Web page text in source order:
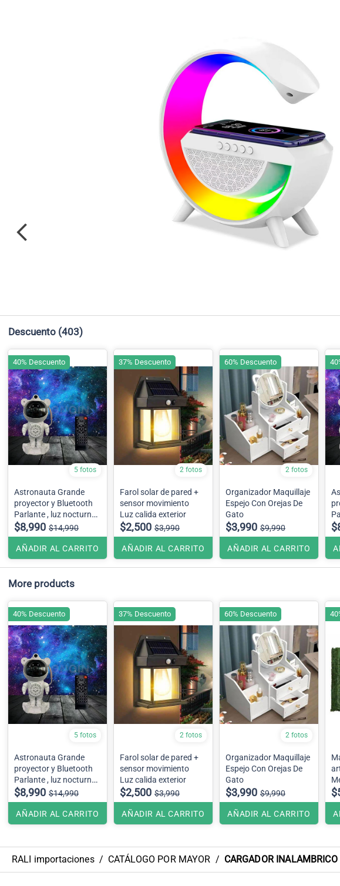
Descuento (403)
5 fotos
Astronauta Grande
proyector y Bluetooth
Parlante , luz nocturna,
láser, Galaxia espacial,
360 grados, estrella,
Aurora, nebulosa
Modelo Grande
$8,990 $14,990
AÑADIR AL CARRITO
40% Descuento
2 fotos
Farol solar de pared +
sensor movimiento
Luz calida exterior
$2,500 $3,990
AÑADIR AL CARRITO
37% Descuento
2 fotos
Organizador Maquillaje
Espejo Con Orejas De
Gato
$3,990 $9,990
AÑADIR AL CARRITO
60% Descuento
More products
5 fotos
Astronauta Grande
proyector y Bluetooth
Parlante , luz nocturna,
láser, Galaxia espacial,
360 grados, estrella,
Aurora, nebulosa
Modelo Grande
$8,990 $14,990
AÑADIR AL CARRITO
40% Descuento
2 fotos
Farol solar de pared +
sensor movimiento
Luz calida exterior
$2,500 $3,990
AÑADIR AL CARRITO
37% Descuento
2 fotos
Organizador Maquillaje
Espejo Con Orejas De
Gato
$3,990 $9,990
AÑADIR AL CARRITO
60% Descuento
RALI importaciones / CATÁLOGO POR MAYOR / CARGADOR